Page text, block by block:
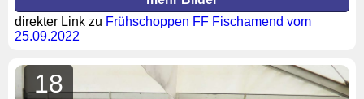
direkter Link zu Frühschoppen FF Fischamend vom
25.09.2022
18